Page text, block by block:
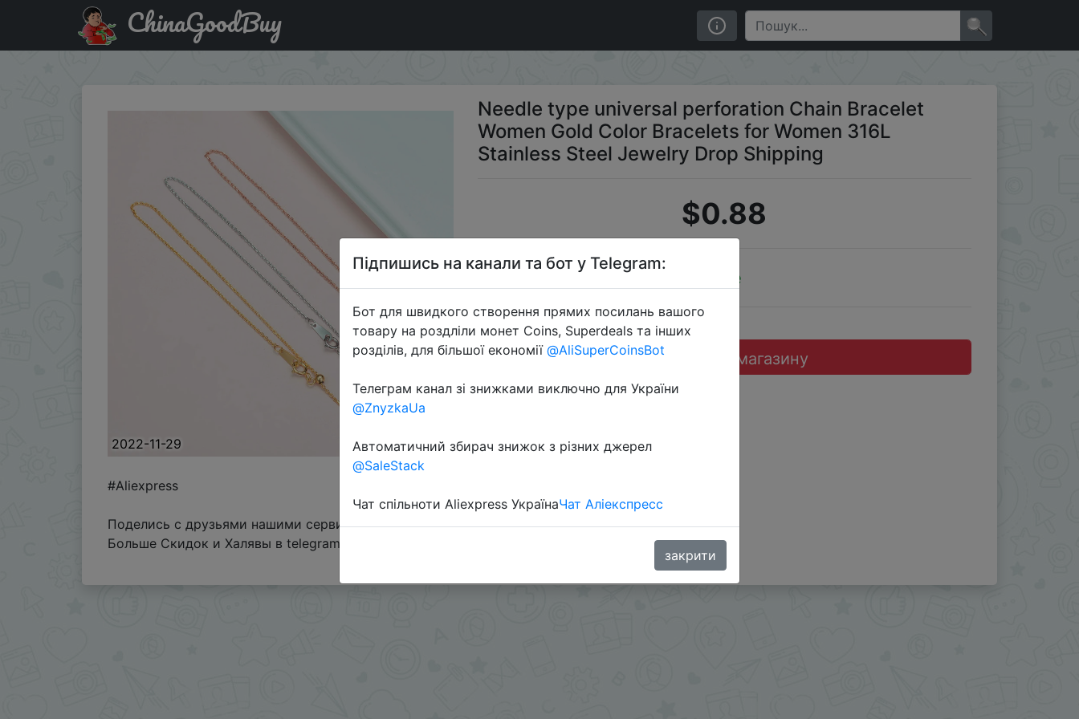
Купити на розпродажі Needle type universal perforation Chain Bracelet Women Gold Color Bracelets for Women 316L Stainless Steel Jewelry Drop Shipping
ChinaGoodBuy
2022-11-29
Needle type universal perforation Chain Bracelet
Women Gold Color Bracelets for Women 316L
Stainless Steel Jewelry Drop Shipping
$0.88
Sale
Перейти до магазину
#Aliexpress
Поделись с друзьями нашими сервисами - @Skidkovozik - Отправить другу
Больше Скидок и Халявы в telegram
Підпишись на канали та бот у Telegram:
Бот для швидкого створення прямих посилань вашого
товару на роздліли монет Coins, Superdeals та інших
розділів, для більшої економії @AliSuperCoinsBot
Телеграм канал зі знижками виключно для України
@ZnyzkaUa
Автоматичний збирач знижок з різних джерел
@SaleStack
Чат спільноти Aliexpress УкраїнаЧат Аліекспресс
закрити